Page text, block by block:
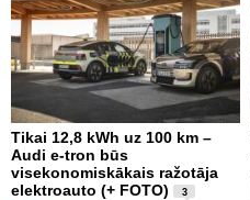
Tikai 12,8 kWh uz 100 km –
Audi e-tron būs
visekonomiskākais ražotāja
elektroauto (+ FOTO)
3